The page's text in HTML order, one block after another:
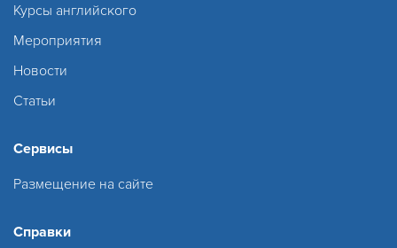
Курсы английского
Мероприятия
Новости
Статьи
Сервисы
Размещение на сайте
Справки